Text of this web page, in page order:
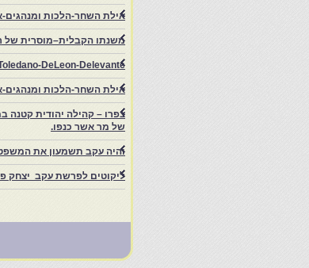
אילת השחר-הלכות
משנתו הקבלית–מוסרית של
DeLeon-Delevante.
אילת השחר-הלכות
של מר אשר כנפו.
והיה עקב תשמעון את
ליקוטים לפרשת עקב יצחק